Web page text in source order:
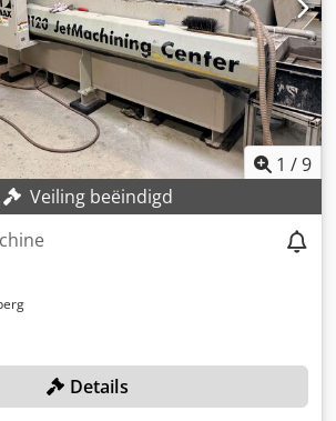
waterleidingnet 14. foutmeldingen
besturingseenheid 15. GSM-modem
16. dubbelzijdige
van de portaalbrug via
(schraaptransportband)
18. waterstabilisatie door middel van
en toevoeging van waterchemie 19.
20. CAM-software "AsperWin 1 /9
Veiling beëindigd
Details